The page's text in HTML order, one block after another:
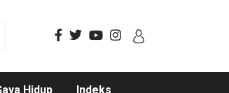
Hidup Indeks